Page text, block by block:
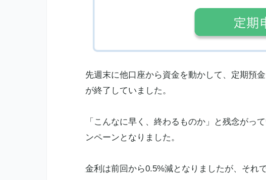
先週末に他口座から資金を動かして、定期預
が終了していました。
「こんなに早く、終わるものか」と残念がっ
ンペーンとなりました。
金利 は前回から0.5%減となりましたが、それ